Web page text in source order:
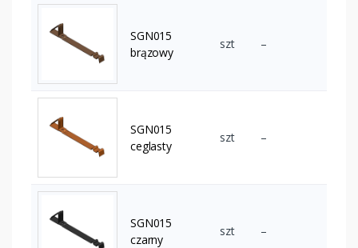
SGN015
brązowy
szt –
SGN015
ceglasty
szt –
SGN015
czarny
szt –